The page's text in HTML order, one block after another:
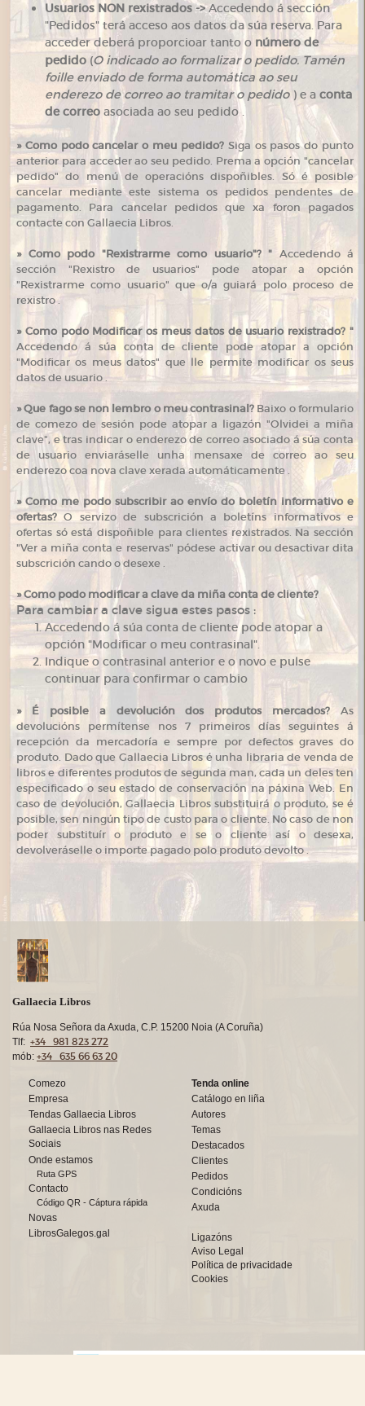
Usuarios NON rexistrados ->Accedendo á sección
"Pedidos" terá acceso aos datos da súa reserva. Para
acceder deberá proporcioar tanto o número de
pedido (O indicado ao formalizar o pedido. Tamén
foille enviado de forma automática ao seu
enderezo de correo ao tramitar o pedido ) e a conta
de correo asociada ao seu pedido .
»Como podo cancelar o meu pedido? Siga os pasos do punto
anterior para acceder ao seu pedido. Prema a opción "cancelar
pedido" do menú de operacións dispoñibles. Só é posible
cancelar mediante este sistema os pedidos pendentes de
pagamento. Para cancelar pedidos que xa foron pagados
contacte con Gallaecia Libros.
»Como podo "Rexistrarme como usuario"? " Accedendo á
sección "Rexistro de usuarios" pode atopar a opción
"Rexistrarme como usuario" que o/a guiará polo proceso de
rexistro .
»Como podo Modificar os meus datos de usuario rexistrado? "
Accedendo á súa conta de cliente pode atopar a opción
"Modificar os meus datos" que lle permite modificar os seus
datos de usuario .
»Que fago se non lembro o meu contrasinal? Baixo o formulario
de comezo de sesión pode atopar a ligazón "Olvidei a miña
clave", e tras indicar o enderezo de correo asociado á súa conta
de usuario enviaráselle unha mensaxe de correo ao seu
enderezo coa nova clave xerada automáticamente .
»Como me podo subscribir ao envío do boletín informativo e
ofertas?O servizo de subscrición a boletíns informativos e
ofertas só está dispoñible para clientes rexistrados. Na sección
"Ver a miña conta e reservas" pódese activar ou desactivar dita
subscrición cando o desexe .
»Como podo modificar a clave da miña conta de cliente?
Para cambiar a clave sigua estes pasos :
Accedendo á súa conta de cliente pode atopar a
opción "Modificar o meu contrasinal".
Indique o contrasinal anterior e o novo e pulse
continuar para confirmar o cambio
»É posible a devolución dos produtos mercados? As
devolucións permítense nos 7 primeiros días seguintes á
recepción da mercadoría e sempre por defectos graves do
produto. Dado que Gallaecia Libros é unha libraria de venda de
libros e diferentes produtos de segunda man, cada un deles ten
especificado o seu estado de conservación na páxina Web. En
caso de devolución, Gallaecia Libros substituirá o produto, se é
posible, sen ningún tipo de custo para o cliente. No caso de non
poder substituír o produto e se o cliente así o desexa,
devolveráselle o importe pagado polo produto devolto .
Gallaecia Libros
Rúa Nosa Señora da Axuda, C.P. 15200 Noia (A Coruña)
Tlf: +34 981 823 272
mób: +34 635 66 63 20
Comezo
Empresa
Tendas Gallaecia Libros
Gallaecia Libros nas Redes
Sociais
Onde estamos
Ruta GPS
Contacto
Código QR - Cáptura rápida
Novas
LibrosGalegos.gal
Tenda online
Catálogo en liña
Autores
Temas
Destacados
Clientes
Pedidos
Condicións
Axuda
Ligazóns
Aviso Legal
Política de privacidade
Cookies